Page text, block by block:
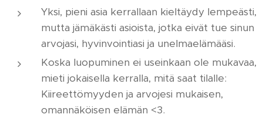
Yksi, pieni asia kerrallaan kieltäydy lempeästi,
mutta jämäkästi asioista, jotka eivät tue sinun
arvojasi, hyvinvointiasi ja unelmaelämääsi.
Koska luopuminen ei useinkaan ole mukavaa,
mieti jokaisella kerralla, mitä saat tilalle:
Kiireettömyyden ja arvojesi mukaisen,
omannäköisen elämän <3.